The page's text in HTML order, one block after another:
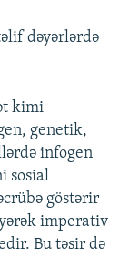
dəyərlərdə
kimi
genetik,
infogen
sosial
göstərir
imperativ
Bu təsir də